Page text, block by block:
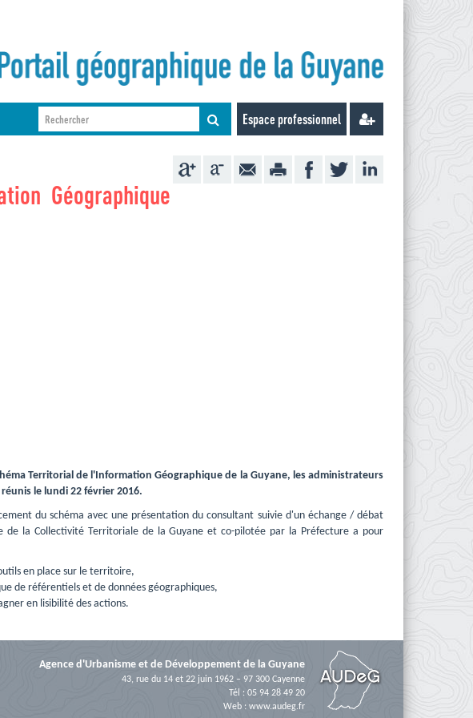
Espace professionnel
Géographique
Territorial de l'Information Géographique de la Guyane, les administrateurs
le lundi 22 février 2016.
du schéma avec une présentation du consultant suivie d'un échange / débat
de la Collectivité Territoriale de la Guyane et co-pilotée par la Préfecture a pour
en place sur le territoire,
de référentiels et de données géographiques,
en lisibilité des actions.
Agence d'Urbanisme et de Développement de la Guyane
43, rue du 14 et 22 juin 1962 – 97 300 Cayenne
Tél : 05 94 28 49 20
Web : www.audeg.fr